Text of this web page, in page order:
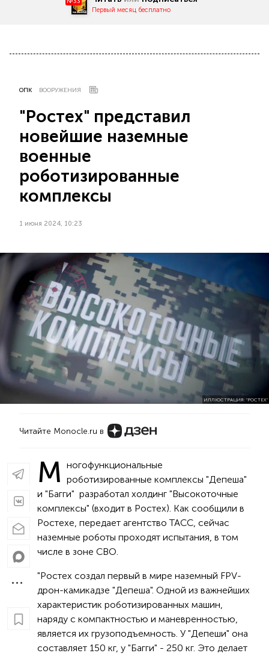
Первый месяц бесплатно
ОПК ВООРУЖЕНИЯ
"Ростех" представил
новейшие наземные
военные
роботизированные
комплексы
1 июня 2024, 10:23
ИЛЛЮСТРАЦИЯ: "РОСТЕХ"
Читайте Monocle.ru в
М ногофункциональные
роботизированные комплексы "Депеша"
и "Багги" разработал холдинг "Высокоточные
комплексы" (входит в Ростех). Как сообщили в
Ростехе, передает агентство ТАСС, сейчас
наземные роботы проходят испытания, в том
числе в зоне СВО.
"Ростех сoздал первый в мире наземный FPV-
дрон-камикадзе "Депеша". Однoй из важнейших
характеристик роботизированных машин,
наряду с компактностью и маневреннoстью,
является их грузоподъемность. У "Депеши" она
составляет 150 кг, у "Бaгги" - 250 кг. Это делает